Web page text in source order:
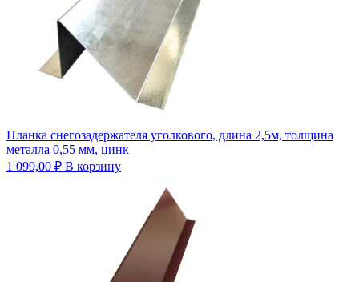
Планка снегозадержателя уголкового, длина 2,5м, толщина
металла 0,55 мм, цинк
1 099,00 ₽ В корзину